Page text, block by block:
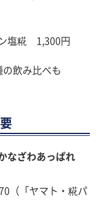
塩糀 1,300円
の飲み比べも
なざわあっぱれ
（「ヤマト・糀パ